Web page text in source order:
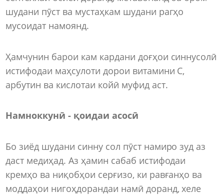
шудани пӯст ва мустаҳкам шудани рагҳо
мусоидат намоянд.
Ҳамчунин барои кам кардани доғҳои синнусолӣ
истифодаи маҳсулоти дорои витамини C,
арбутин ва кислотаи койӣ муфид аст.
Намноккунӣ - қоидаи асосӣ
Бо зиёд шудани синну сол пӯст намиро зуд аз
даст медиҳад. Аз ҳамин сабаб истифодаи
кремҳо ва ниқобҳои серғизо, ки равғанҳо ва
моддаҳои нигоҳдорандаи намӣ доранд, хеле